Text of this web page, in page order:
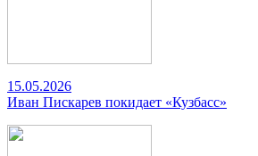
15.05.2026
Иван Пискарев покидает «Кузбасс»